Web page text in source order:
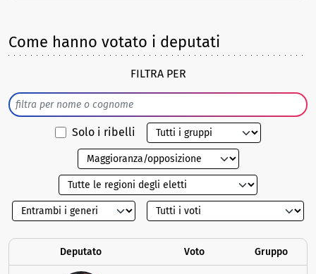
Come hanno votato i deputati
FILTRA PER
Solo i ribelli
Deputato Voto Gruppo